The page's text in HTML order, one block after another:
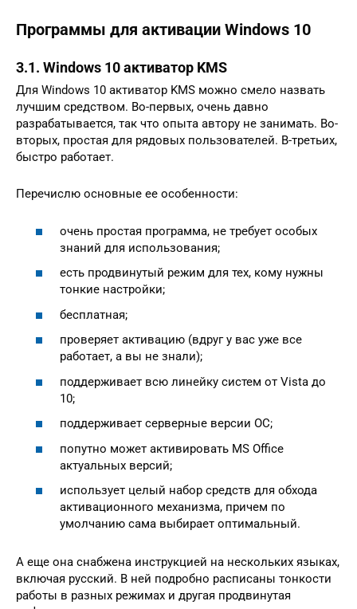
Программы для активации Windows 10
3.1. Windows 10 активатор KMS
Для Windows 10 активатор KMS можно смело назвать
лучшим средством. Во-первых, очень давно
разрабатывается, так что опыта автору не занимать. Во-
вторых, простая для рядовых пользователей. В-третьих,
быстро работает.
Перечислю основные ее особенности:
очень простая программа, не требует особых
знаний для использования;
есть продвинутый режим для тех, кому нужны
тонкие настройки;
бесплатная;
проверяет активацию (вдруг у вас уже все
работает, а вы не знали);
поддерживает всю линейку систем от Vista до
10;
поддерживает серверные версии ОС;
попутно может активировать MS Office
актуальных версий;
использует целый набор средств для обхода
активационного механизма, причем по
умолчанию сама выбирает оптимальный.
А еще она снабжена инструкцией на нескольких языках,
включая русский. В ней подробно расписаны тонкости
работы в разных режимах и другая продвинутая